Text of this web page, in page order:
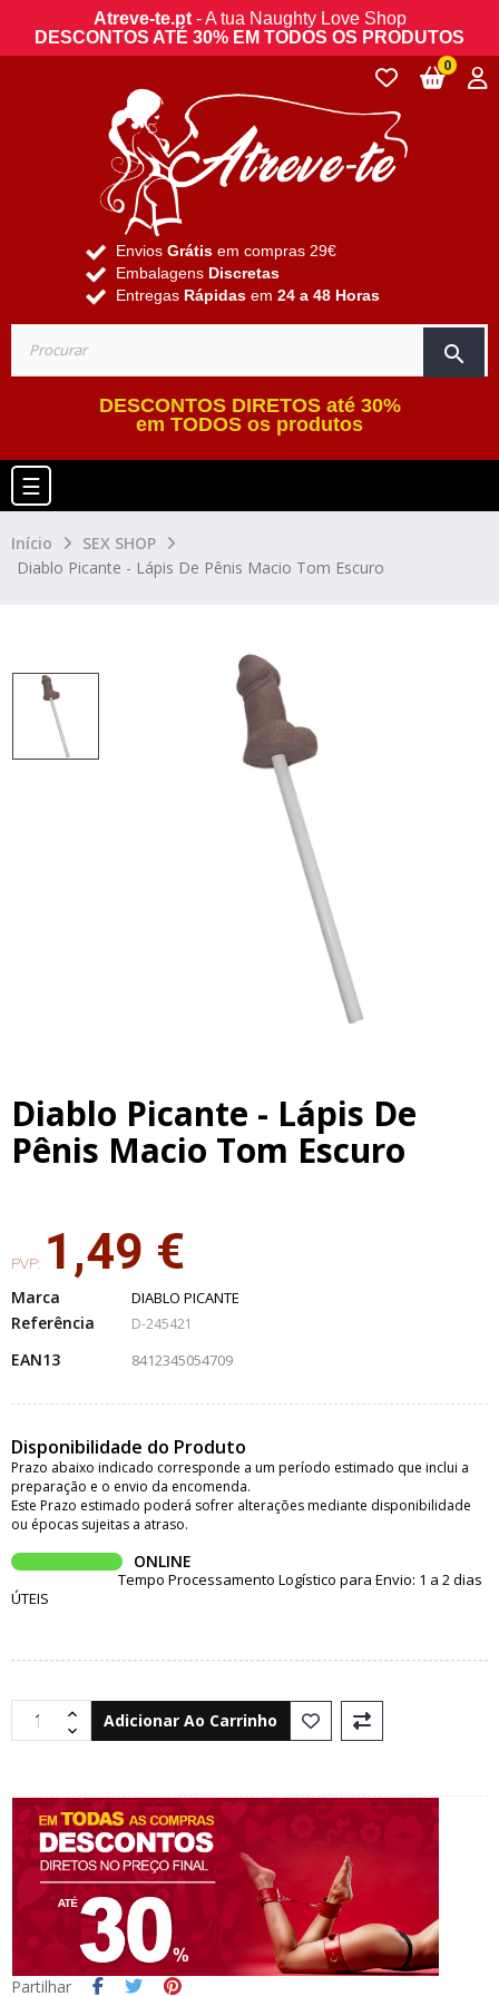
Atreve-te.pt- A tua Naughty Love Shop
DESCONTOS ATÉ 30% EM TODOS OS PRODUTOS
Envios Grátis em compras 29€
Embalagens Discretas
Entregas Rápidas em 24 a 48 Horas
search
0
DESCONTOS DIRETOS até 30%
em TODOS os produtos
Toggle navigation
☰
Início
SEX SHOP
Diablo Picante - Lápis De Pênis Macio Tom Escuro
Diablo Picante - Lápis De
Pênis Macio Tom Escuro
PVP: 1,49 €
Marca DIABLO PICANTE
Referência D-245421
EAN13 8412345054709
Disponibilidade do Produto
Prazo abaixo indicado corresponde a um período estimado que inclui a
preparação e o envio da encomenda.
Este Prazo estimado poderá sofrer alterações mediante disponibilidade
ou épocas sujeitas a atraso.
ONLINE
Tempo Processamento Logístico para Envio: 1 a 2 dias
ÚTEIS
Adicionar Ao Carrinho
Partilhar